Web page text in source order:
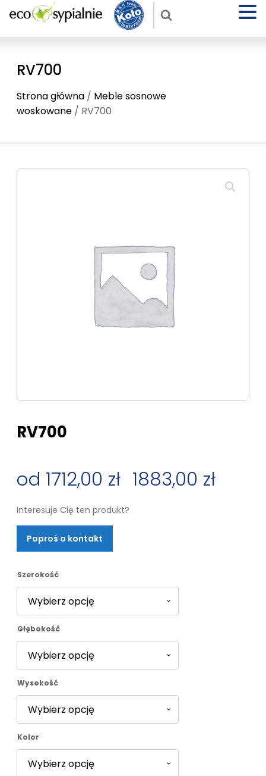
RV700
Strona główna / Meble sosnowe
woskowane / RV700
RV700
1712,00 zł 1883,00 zł
Zakres
cen:
od
1712,00 zł
do
1883,00 zł
Interesuje Cię ten produkt?
Poproś o kontakt
Szerokość
Głębokość
Wysokość
Kolor